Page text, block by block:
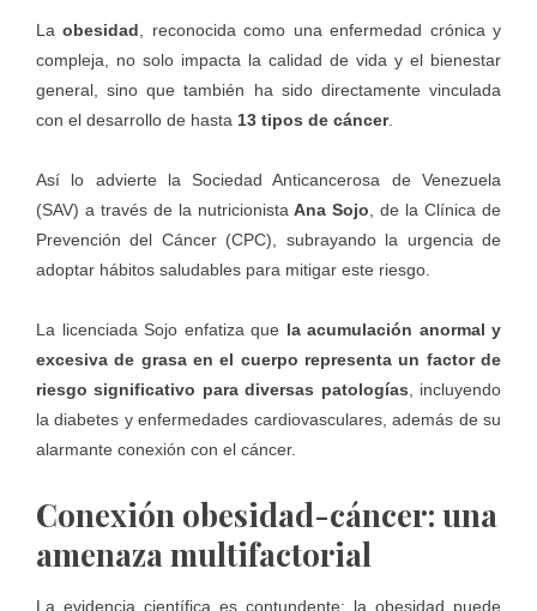
Laobesidad , reconocida como una enfermedad crónica y
compleja, no solo impacta la calidad de vida y el bienestar
general, sino que también ha sido directamente vinculada
con el desarrollo de hasta 13 tipos de cáncer.
Así lo advierte la Sociedad Anticancerosa de Venezuela
(SAV) a través de la nutricionistaAna Sojo , de la Clínica de
Prevención del Cáncer (CPC), subrayando la urgencia de
adoptar hábitos saludables para mitigar este riesgo.
La licenciada Sojo enfatiza que la acumulación anormal y
excesiva de grasa en el cuerpo representa un factor de
riesgo significativo para diversas patologías , incluyendo
la diabetes y enfermedades cardiovasculares, además de su
alarmante conexión con el cáncer.
Conexión obesidad-cáncer: una
amenaza multifactorial
La evidencia científica es contundente: la obesidad puede